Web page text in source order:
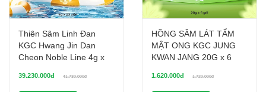
Thiên Sâm Linh Đan
KGC Hwang Jin Dan
Cheon Noble Line 4g x
39.230.000đ 41.730.000đ
HỒNG SÂM LÁT TẨM
MẬT ONG KGC JUNG
KWAN JANG 20G x 6
1.620.000đ 1.720.000đ